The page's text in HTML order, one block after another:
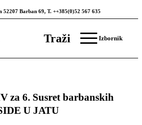
52207 Barban 69, T. ++385(0)52 567 635
Traži Izbornik
za 6. Susret barbanskih
U JATU